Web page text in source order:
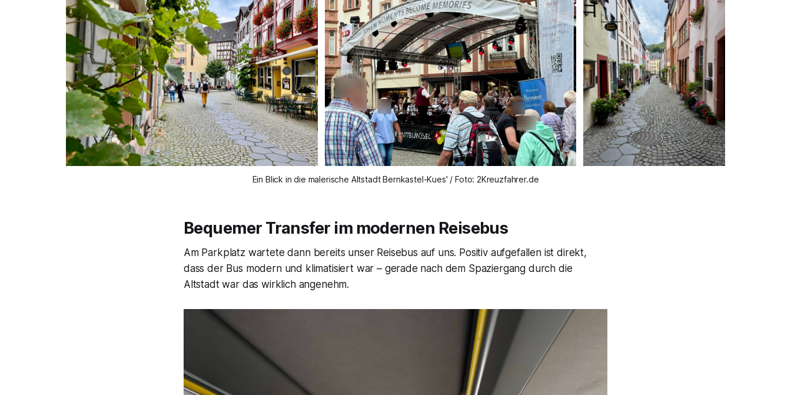
Ein Blick in die malerische Altstadt Bernkastel-Kues' / Foto: 2Kreuzfahrer.de
Bequemer Transfer im modernen Reisebus
Am Parkplatz wartete dann bereits unser Reisebus auf uns. Positiv aufgefallen ist direkt,
dass der Bus modern und klimatisiert war – gerade nach dem Spaziergang durch die
Altstadt war das wirklich angenehm.